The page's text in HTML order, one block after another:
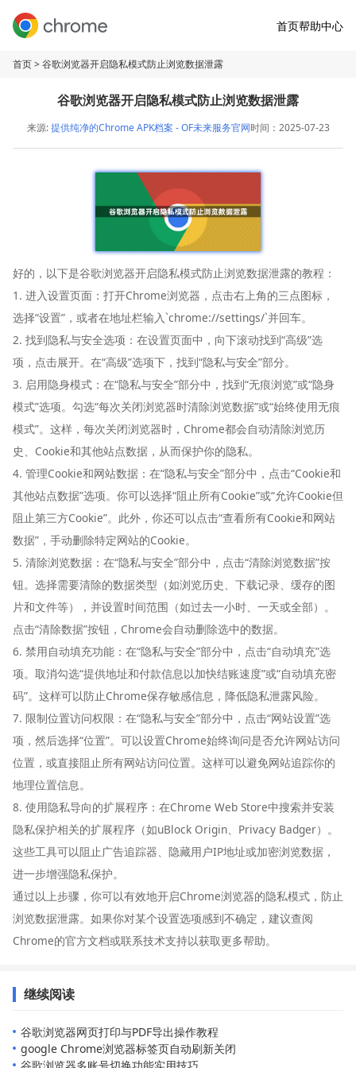
首页帮助中心
首页> 谷歌浏览器开启隐私模式防止浏览数据泄露
谷歌浏览器开启隐私模式防止浏览数据泄露
来源:提供纯净的Chrome APK档案 - OF未来服务官网时间：2025-07-23
好的，以下是谷歌浏览器开启隐私模式防止浏览数据泄露的教程：
1. 进入设置页面：打开Chrome浏览器，点击右上角的三点图标，
选择“设置”，或者在地址栏输入`chrome://settings/`并回车。
2. 找到隐私与安全选项：在设置页面中，向下滚动找到“高级”选
项，点击展开。在“高级”选项下，找到“隐私与安全”部分。
3. 启用隐身模式：在“隐私与安全”部分中，找到“无痕浏览”或“隐身
模式”选项。勾选“每次关闭浏览器时清除浏览数据”或“始终使用无痕
模式”。这样，每次关闭浏览器时，Chrome都会自动清除浏览历
史、Cookie和其他站点数据，从而保护你的隐私。
4. 管理Cookie和网站数据：在“隐私与安全”部分中，点击“Cookie和
其他站点数据”选项。你可以选择“阻止所有Cookie”或“允许Cookie但
阻止第三方Cookie”。此外，你还可以点击“查看所有Cookie和网站
数据”，手动删除特定网站的Cookie。
5. 清除浏览数据：在“隐私与安全”部分中，点击“清除浏览数据”按
钮。选择需要清除的数据类型（如浏览历史、下载记录、缓存的图
片和文件等），并设置时间范围（如过去一小时、一天或全部）。
点击“清除数据”按钮，Chrome会自动删除选中的数据。
6. 禁用自动填充功能：在“隐私与安全”部分中，点击“自动填充”选
项。取消勾选“提供地址和付款信息以加快结账速度”或“自动填充密
码”。这样可以防止Chrome保存敏感信息，降低隐私泄露风险。
7. 限制位置访问权限：在“隐私与安全”部分中，点击“网站设置”选
项，然后选择“位置”。可以设置Chrome始终询问是否允许网站访问
位置，或直接阻止所有网站访问位置。这样可以避免网站追踪你的
地理位置信息。
8. 使用隐私导向的扩展程序：在Chrome Web Store中搜索并安装
隐私保护相关的扩展程序（如uBlock Origin、Privacy Badger）。
这些工具可以阻止广告追踪器、隐藏用户IP地址或加密浏览数据，
进一步增强隐私保护。
通过以上步骤，你可以有效地开启Chrome浏览器的隐私模式，防止
浏览数据泄露。如果你对某个设置选项感到不确定，建议查阅
Chrome的官方文档或联系技术支持以获取更多帮助。
继续阅读
谷歌浏览器网页打印与PDF导出操作教程
google Chrome浏览器标签页自动刷新关闭